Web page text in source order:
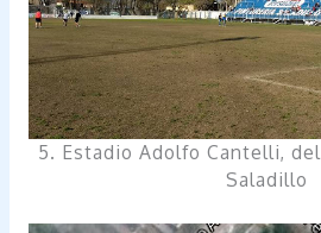
5. Estadio Adolfo Cantelli,
Saladillo